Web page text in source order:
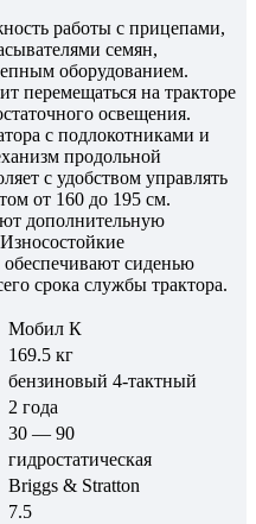
работы с прицепами,
семян,
оборудованием.
перемещаться на тракторе
освещения.
с подлокотниками и
продольной
с удобством управлять
от 160 до 195 см.
дополнительную
сиденью
срока службы трактора.
Мобил К
169.5 кг
бензиновый 4-тактный
2 года
30 — 90
гидростатическая
Briggs & Stratton
7.5